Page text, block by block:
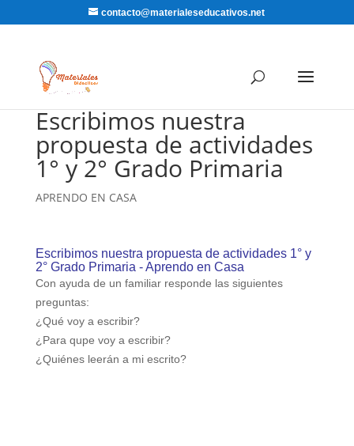
contacto@materialeseducativos.net
Escribimos nuestra
propuesta de actividades
1° y 2° Grado Primaria
APRENDO EN CASA
Escribimos nuestra propuesta de actividades 1° y
2° Grado Primaria - Aprendo en Casa
Con ayuda de un familiar responde las siguientes
preguntas:
¿Qué voy a escribir?
¿Para qupe voy a escribir?
¿Quiénes leerán a mi escrito?